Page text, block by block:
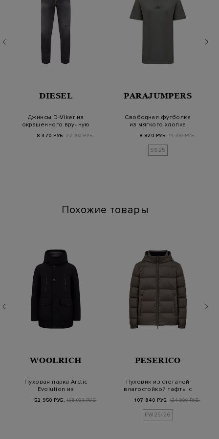
DIESEL
Джинсы D-Viker из
окрашенного вручную
денима с потерто…
8 370 РУБ. 27 900 РУБ.
PARAJUMPERS
Свободная футболка
из мягкого хлопка
джерси с логотипо…
8 820 РУБ. 14 700 РУБ.
SS25
Похожие товары
WOOLRICH
Пуховая парка Arctic
Evolution из
тк…
52 950 РУБ. 105 900 РУБ.
PESERICO
Пуховик из стеганой
влагостойкой тафты с
107 840 РУБ. 134 800 РУБ.
FW25/26